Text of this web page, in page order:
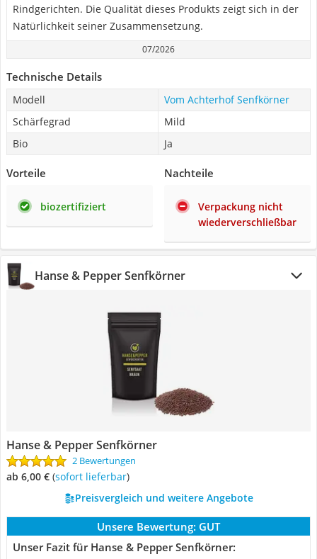
Rindgerichten. Die Qualität dieses Produkts zeigt sich in der
Natürlichkeit seiner Zusammensetzung.
07/2026
Technische Details
Modell
Vom Achterhof Senfkörner
Schärfegrad
Mild
Bio
Ja
Vorteile
biozertifiziert
Nachteile
Verpackung nicht
wiederverschließbar
Hanse & Pepper Senfkörner
Hanse & Pepper Senfkörner
2 Bewertungen
ab 6,00 € ( Sofort lieferbar)
Preisvergleich und weitere Angebote
Unsere Bewertung: GUT
Unser Fazit für Hanse & Pepper Senfkörner: